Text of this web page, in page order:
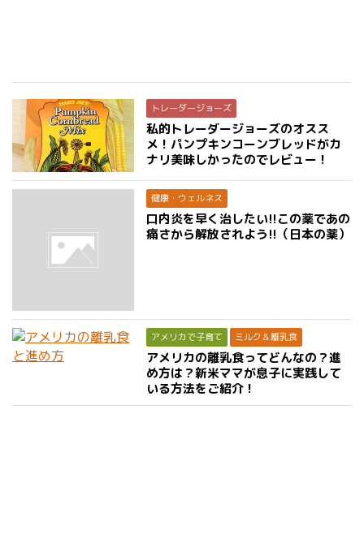
トレーダージョーズ
私的トレーダージョーズのオスス
メ！パンプキンコーンブレッドがカ
ナリ美味しかったのでレビュー！
健康・ウェルネス
口内炎を早く治したい!!この薬であの
痛さから解放されよう!!（日本の薬）
アメリカで子育て ミルク＆離乳食
アメリカの離乳食ってどんなの？進
め方は？新米ママが息子に実践して
いる方法をご紹介！